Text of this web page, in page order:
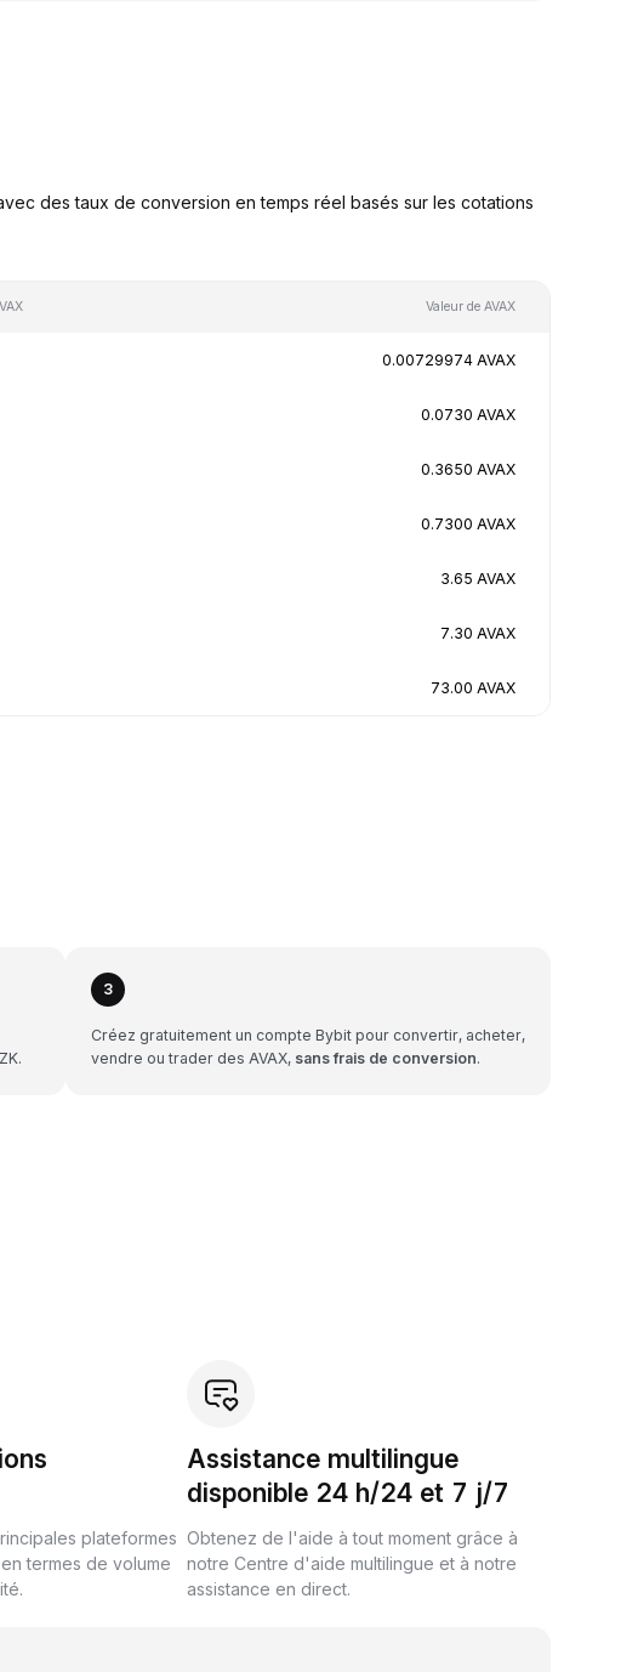
des taux de conversion en temps réel basés sur les cotations
Valeur de AVAX
0.00729974 AVAX
0.0730 AVAX
0.3650 AVAX
0.7300 AVAX
3.65 AVAX
7.30 AVAX
73.00 AVAX
3
Créez gratuitement un compte Bybit pour convertir, acheter,
vendre ou trader des AVAX, sans frais de conversion.
plateformes
termes de volume
Assistance multilingue
disponible 24 h/24 et 7 j/7
Obtenez de l'aide à tout moment grâce à
notre Centre d'aide multilingue et à notre
assistance en direct.